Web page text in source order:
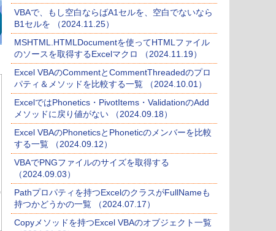
VBAで、もし空白ならばA1セルを、空白でないなら
B1セルを （2024.11.25）
MSHTML.HTMLDocumentを使ってHTMLファイル
のソースを取得するExcelマクロ （2024.11.19）
Excel VBAのCommentとCommentThreadedのプロ
パティ＆メソッドを比較する一覧 （2024.10.01）
ExcelではPhonetics・PivotItems・ValidationのAdd
メソッドに戻り値がない （2024.09.18）
Excel VBAのPhoneticsとPhoneticのメンバーを比較
する一覧 （2024.09.12）
VBAでPNGファイルのサイズを取得する
（2024.09.03）
Pathプロパティを持つExcelのクラスがFullNameも
持つかどうかの一覧 （2024.07.17）
Copyメソッドを持つExcel VBAのオブジェクト一覧